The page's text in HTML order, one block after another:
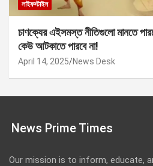
লাইফস্টাইল
চাণক্যের এইসমস্ত নীতিগুলো মানতে
কেউ আটকাতে পারবে না!
April 14, 2025 News Desk
News Prime Times
Our mission is to inform, educate,